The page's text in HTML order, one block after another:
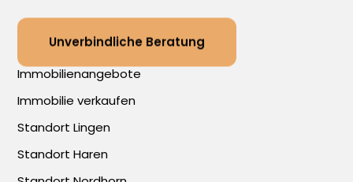
Unverbindliche Beratung
Immobilienangebote
Immobilie verkaufen
Standort Lingen
Standort Haren